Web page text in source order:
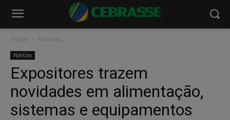
Home Notícias
Notícias
Expositores trazem
novidades em alimentação,
sistemas e equipamentos